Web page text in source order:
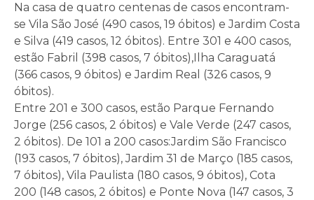
Na casa de quatro centenas de casos encontram-
se Vila São José (490 casos, 19 óbitos) e Jardim Costa
e Silva (419 casos, 12 óbitos). Entre 301 e 400 casos,
estão Fabril (398 casos, 7 óbitos),Ilha Caraguatá
(366 casos, 9 óbitos) e Jardim Real (326 casos, 9
óbitos).
Entre 201 e 300 casos, estão Parque Fernando
Jorge (256 casos, 2 óbitos) e Vale Verde (247 casos,
2 óbitos). De 101 a 200 casos:Jardim São Francisco
(193 casos, 7 óbitos), Jardim 31 de Março (185 casos,
7 óbitos), Vila Paulista (180 casos, 9 óbitos), Cota
200 (148 casos, 2 óbitos) e Ponte Nova (147 casos, 3